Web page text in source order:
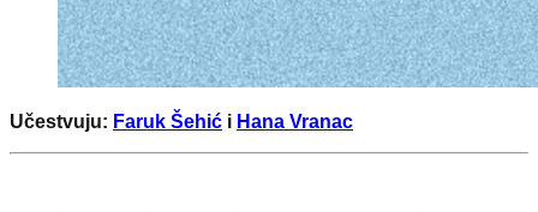
Učestvuju: Faruk Šehić i Hana Vranac